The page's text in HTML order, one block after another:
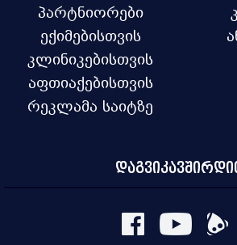
პარტნიორები
ექიმებისთვის
კლინიკებისთვის
აფთიაქებისთვის
რეკლამა საიტზე